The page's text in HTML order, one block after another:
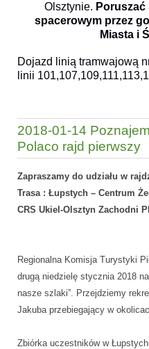
Olsztynie. Poruszać
spacerowym przez
Miasta i
Dojazd linią tramwajową
linii
2018-01-14
Polaco rajd pierwszy
Zapraszamy do udziału w
Trasa : Łupstych – Centrum
CRS Ukiel-Olsztyn Zachodni
Regionalna Komisja Turystyki
drugą niedzielę stycznia 2018
nasze szlaki”. Przejdziemy
Jakuba przebiegający w
Zbiórka uczestników w